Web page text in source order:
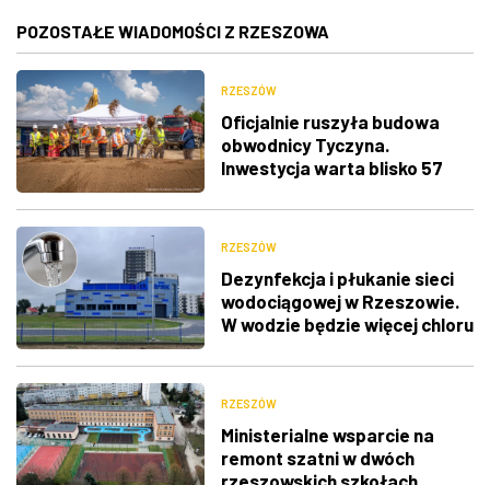
POZOSTAŁE WIADOMOŚCI Z RZESZOWA
RZESZÓW
Oficjalnie ruszyła budowa
obwodnicy Tyczyna.
Inwestycja warta blisko 57
RZESZÓW
Dezynfekcja i płukanie sieci
wodociągowej w Rzeszowie.
W wodzie będzie więcej chloru
RZESZÓW
Ministerialne wsparcie na
remont szatni w dwóch
rzeszowskich szkołach